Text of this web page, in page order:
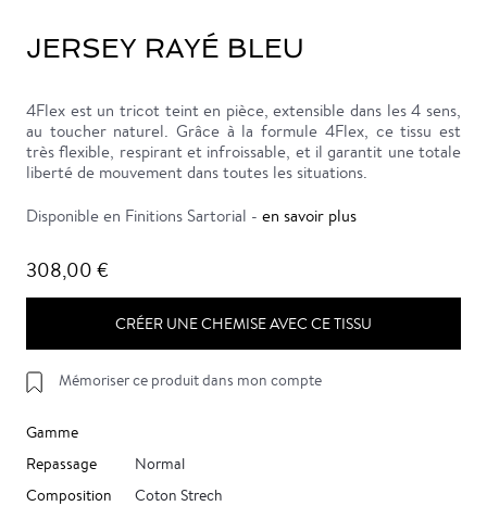
JERSEY RAYÉ BLEU
4Flex est un tricot teint en pièce, extensible dans les 4 sens,
au toucher naturel. Grâce à la formule 4Flex, ce tissu est
très flexible, respirant et infroissable, et il garantit une totale
liberté de mouvement dans toutes les situations.
Disponible en Finitions Sartorial - en savoir plus
308,00 €
CRÉER UNE CHEMISE AVEC CE TISSU
Mémoriser ce produit dans mon compte
Gamme
Repassage
Normal
Composition
Coton Strech